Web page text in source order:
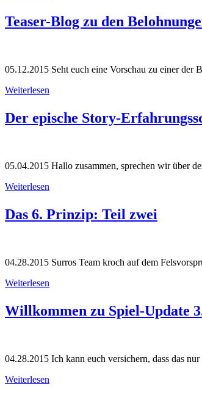
Teaser-Blog zu den
05.12.2015 Seht euch eine Vorschau zu einer
Weiterlesen
Der epische Story-
05.04.2015 Hallo zusammen, sprechen wir über
Weiterlesen
Das 6. Prinzip: Teil zwei
04.28.2015 Surros Team kroch auf dem
Weiterlesen
Willkommen zu Spiel-Update
04.28.2015 Ich kann euch versichern, dass das
Weiterlesen